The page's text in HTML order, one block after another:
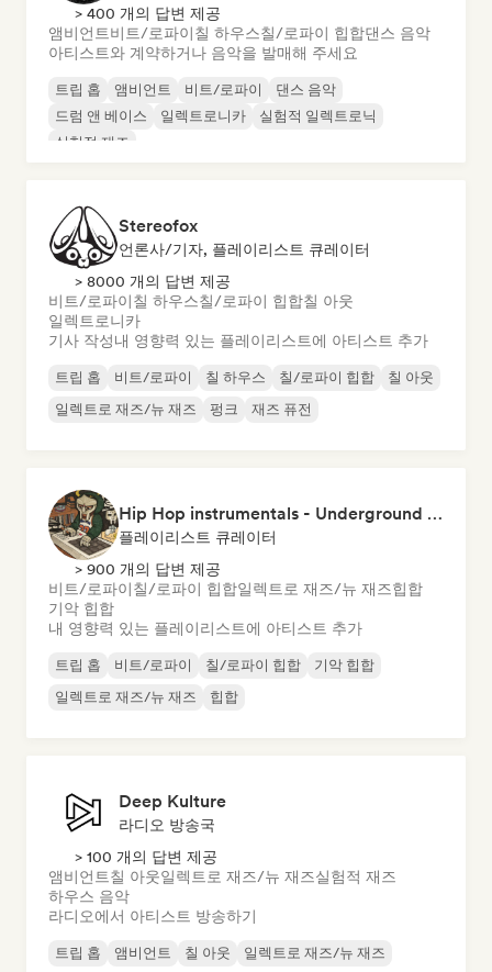
> 400 개의 답변 제공
앰비언트비트/로파이칠 하우스칠/로파이 힙합댄스 음악
아티스트와 계약하거나 음악을 발매해 주세요
트립 홉 앰비언트 비트/로파이
댄스 음악
드럼 앤 베이스
일렉트로니카
실험적 일렉트로닉
실험적 재즈
Stereofox
언론사/기자, 플레이리스트 큐레이터
> 8000 개의 답변 제공
비트/로파이칠 하우스칠/로파이 힙합칠 아웃
일렉트로니카
기사 작성내 영향력 있는 플레이리스트에 아티스트 추가
트립 홉 비트/로파이 칠 하우스 칠/로파이 힙합
칠 아웃
일렉트로 재즈/뉴 재즈
펑크 재즈 퓨전
Hip Hop instrumentals - Underground boombap & Lo Fi Hip Hop (by Snaap)
플레이리스트 큐레이터
> 900 개의 답변 제공
비트/로파이칠/로파이 힙합일렉트로 재즈/뉴 재즈힙합
기악 힙합
내 영향력 있는 플레이리스트에 아티스트 추가
트립 홉 비트/로파이 칠/로파이 힙합
기악 힙합
일렉트로 재즈/뉴 재즈
힙합
Deep Kulture
라디오 방송국
> 100 개의 답변 제공
앰비언트칠 아웃일렉트로 재즈/뉴 재즈실험적 재즈
하우스 음악
라디오에서 아티스트 방송하기
트립 홉 앰비언트 칠 아웃 일렉트로 재즈/뉴 재즈